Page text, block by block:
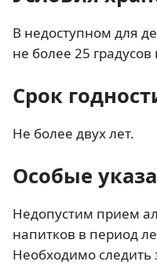
В недоступном для
не более 25
Срок
Не более двух лет.
Особые
Недопустим прием
напитков в период
Необходимо следить